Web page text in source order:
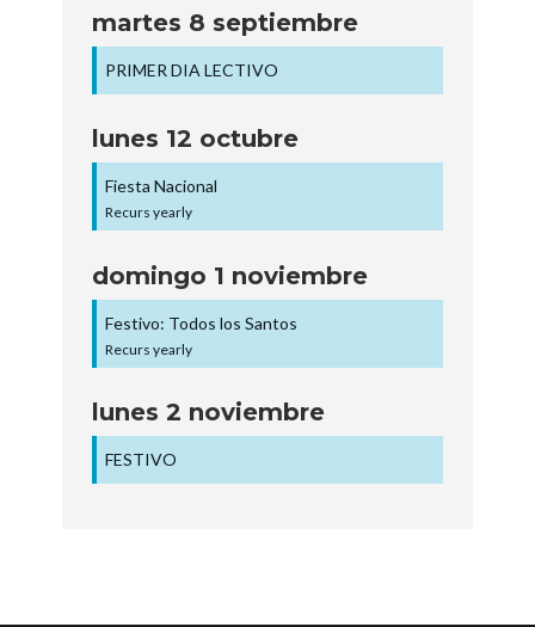
martes 8 septiembre
PRIMER DIA LECTIVO
lunes 12 octubre
Fiesta Nacional
Recurs yearly
domingo 1 noviembre
Festivo: Todos los Santos
Recurs yearly
lunes 2 noviembre
FESTIVO